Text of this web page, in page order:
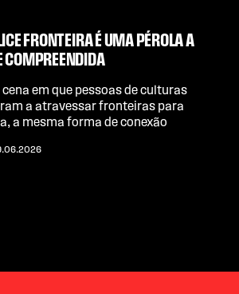
FRONTEIRA É UMA PÉROLA A
COMPREENDIDA
em que pessoas de culturas
a atravessar fronteiras para
a mesma forma de conexão